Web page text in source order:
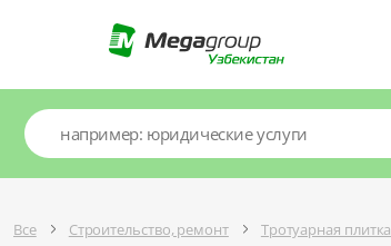
Все Строительство, ремонт Тротуарная плитка